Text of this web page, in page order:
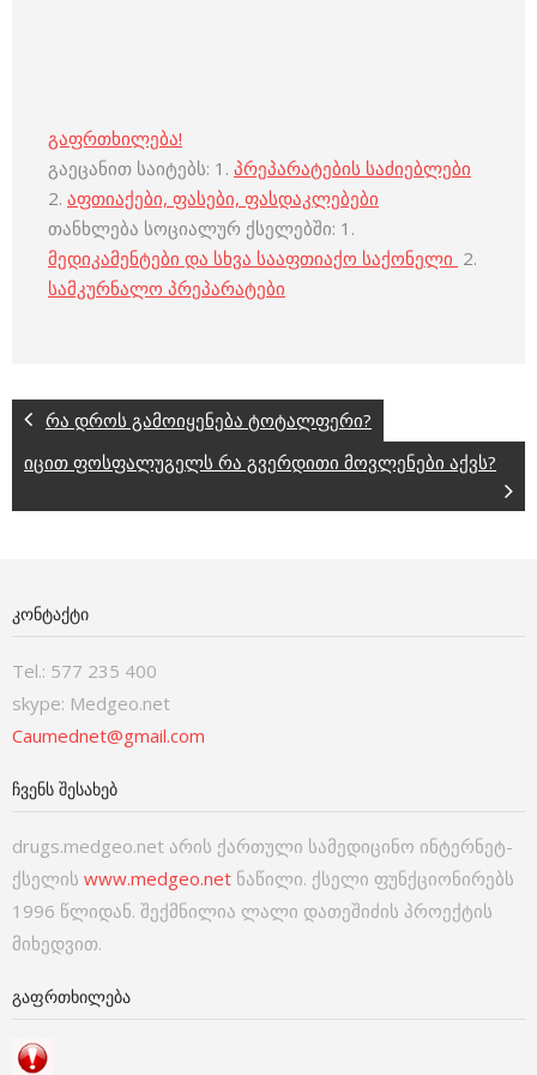
გაფრთხილება!
გაეცანით საიტებს: 1. პრეპარატების საძიებლები
2. აფთიაქები, ფასები, ფასდაკლებები
თანხლება სოციალურ ქსელებში: 1.
მედიკამენტები და სხვა სააფთიაქო საქონელი 2.
სამკურნალო პრეპარატები
რა დროს გამოიყენება ტოტალფერი?
იცით ფოსფალუგელს რა გვერდითი მოვლენები აქვს?
ᲙᲝᲜᲢᲐᲥᲢᲘ
Tel.: 577 235 400
skype: Medgeo.net
Caumednet@gmail.com
ᲩᲕᲔᲜᲡ ᲨᲔᲡᲐᲮᲔᲑ
drugs.medgeo.net არის ქართული სამედიცინო ინტერნეტ-
ქსელის www.medgeo.net ნაწილი. ქსელი ფუნქციონირებს
1996 წლიდან. შექმნილია ლალი დათეშიძის პროექტის
მიხედვით.
ᲒᲐᲤᲠᲗᲮᲘᲚᲔᲑᲐ